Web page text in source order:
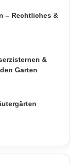
– Rechtliches &
&
Garten